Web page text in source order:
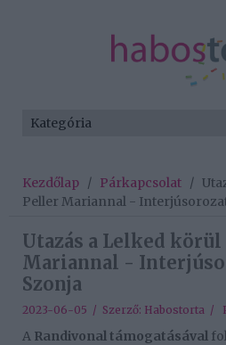
Kezdőlap / Párkapcsolat /
Peller Mariannal -
Utazás a Lelked
Mariannal -
Szonja
2023-06-05 / Szerző: Habostorta /
A Randivonal támogatásával